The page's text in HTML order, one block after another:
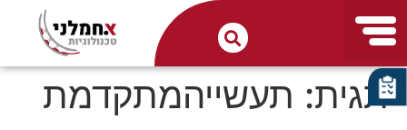
תגית: תעשייהמתקדמת